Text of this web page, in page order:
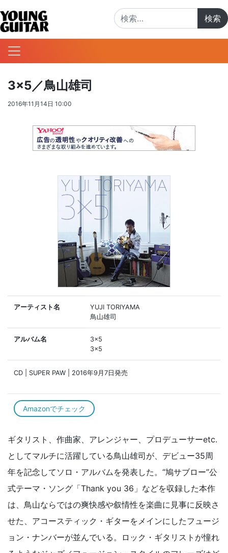
3×5／鳥山雄司
2016年11月14日 10:00
アーティスト名
YUJI TORIYAMA
鳥山雄司
アルバム名
3×5
3×5
CD | SUPER PAW | 2016年9月7日発売
Amazonでチェック
ギタリスト、作曲家、アレンジャー、プロデューサーetc.
としてマルチに活躍している鳥山雄司が、デビュー35周
年を記念してソロ・アルバムを発表した。“鳩サブロー”公
式テーマ・ソング「Thank you 36」などを収録した本作
は、鳥山ならではの爽快感や叙情性を楽曲に見事に反映さ
せた、アコースティック・ギターをメインにしたフュージ
ョン・ナンバーが並んでいる。ロック・ギタリストが憧れ